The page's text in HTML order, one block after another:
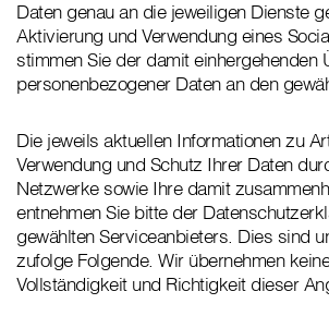
Daten genau an die jeweiligen Dienste
Aktivierung und Verwendung eines
stimmen Sie der damit einhergehenden
personenbezogener Daten an den
Die jeweils aktuellen Informationen zu
Verwendung und Schutz Ihrer Daten
Netzwerke sowie Ihre damit
entnehmen Sie bitte der
gewählten Serviceanbieters. Dies sind
zufolge Folgende. Wir übernehmen
Vollständigkeit und Richtigkeit dieser